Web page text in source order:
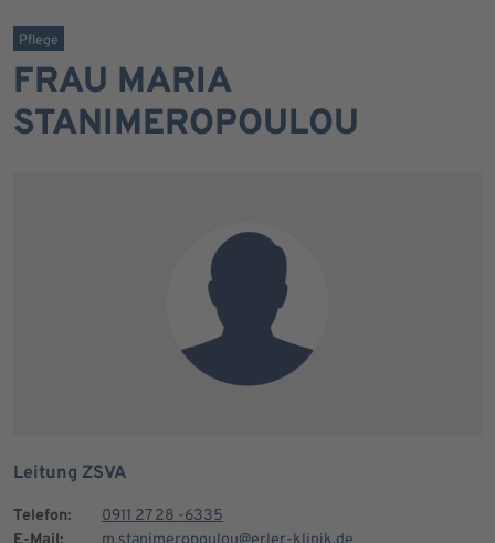
Pflege
FRAU MARIA
STANIMEROPOULOU
Leitung ZSVA
Telefon:
0911 27 28 -6335